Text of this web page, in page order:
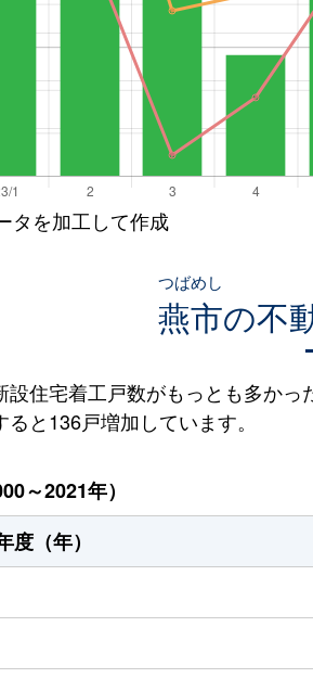
タを加工して作成
燕市
つばめし
の不
住宅着工戸数がもっとも多か
と136戸増加しています。
～2021年）
度（年）